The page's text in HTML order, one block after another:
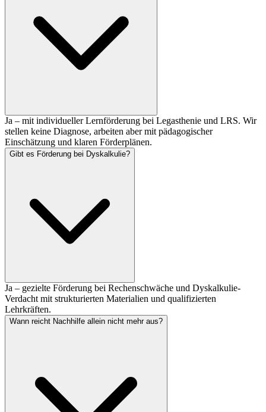
Ja – mit individueller Lernförderung bei Legasthenie und LRS. Wir
stellen keine Diagnose, arbeiten aber mit pädagogischer
Einschätzung und klaren Förderplänen.
Gibt es Förderung bei Dyskalkulie?
Ja – gezielte Förderung bei Rechenschwäche und Dyskalkulie-
Verdacht mit strukturierten Materialien und qualifizierten
Lehrkräften.
Wann reicht Nachhilfe allein nicht mehr aus?